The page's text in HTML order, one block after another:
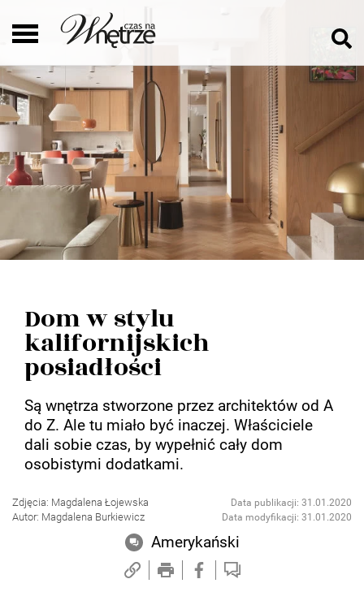
Dom w stylu
kalifornijskich
posiadłości
Są wnętrza stworzone przez architektów od A
do Z. Ale tu miało być inaczej. Właściciele
dali sobie czas, by wypełnić cały dom
osobistymi dodatkami.
Zdjęcia: Magdalena Łojewska
Autor: Magdalena Burkiewicz
Data publikacji: 31.01.2020
Data modyfikacji: 31.01.2020
Amerykański